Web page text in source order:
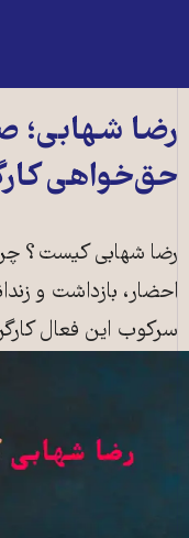
رضا
حق‌خواهی
رضا شهابی کیست؟ چرا
احضار، بازداشت و
سرکوب این فعال